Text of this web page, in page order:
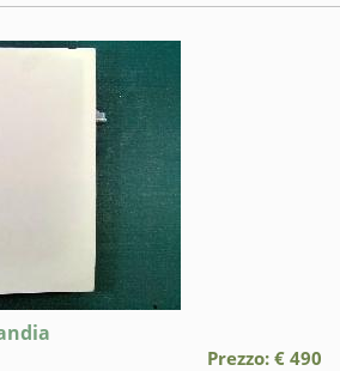
Prezzo: € 490